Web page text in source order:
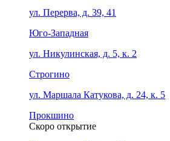
ул. Перерва, д. 39, 41
Юго-Западная
ул. Никулинская, д. 5, к. 2
Строгино
ул. Маршала Катукова, д. 24, к. 5
Прокшино
Скоро открытие